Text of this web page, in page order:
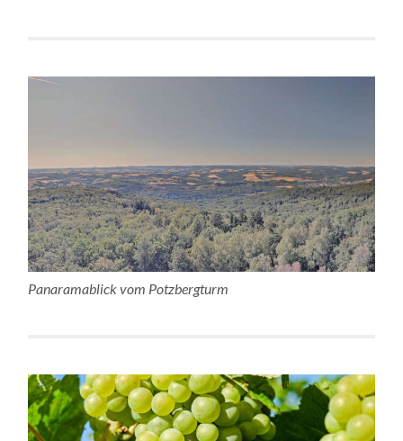
Panaramablick vom Potzbergturm